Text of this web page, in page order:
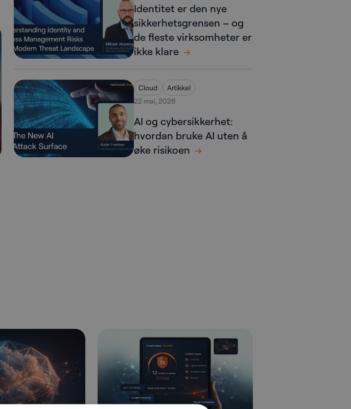
Identitet er den nye
sikkerhetsgrensen – og
de fleste virksomheter er
ikke klare
Cloud
Artikkel
22 mai, 2026
AI og cybersikkerhet:
hvordan bruke AI uten å
øke risikoen